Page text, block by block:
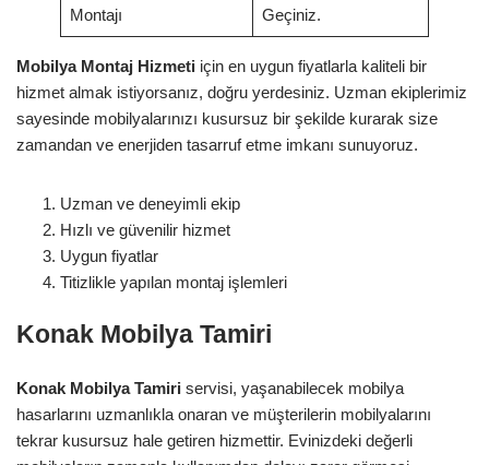
Montajı
Geçiniz.
Mobilya Montaj Hizmeti için en uygun fiyatlarla kaliteli bir
hizmet almak istiyorsanız, doğru yerdesiniz. Uzman ekiplerimiz
sayesinde mobilyalarınızı kusursuz bir şekilde kurarak size
zamandan ve enerjiden tasarruf etme imkanı sunuyoruz.
Uzman ve deneyimli ekip
Hızlı ve güvenilir hizmet
Uygun fiyatlar
Titizlikle yapılan montaj işlemleri
Konak Mobilya Tamiri
Konak Mobilya Tamiri servisi, yaşanabilecek mobilya
hasarlarını uzmanlıkla onaran ve müşterilerin mobilyalarını
tekrar kusursuz hale getiren hizmettir. Evinizdeki değerli